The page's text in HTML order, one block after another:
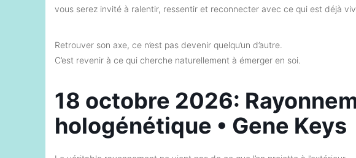
vous serez invité à ralentir, ressentir et reconnecter avec ce qui est déjà
Retrouver son axe, ce n’est pas devenir quelqu’un d’autre.
C’est revenir à ce qui cherche naturellement à émerger en soi.
18 octobre 2026:
hologénétique • Gene Keys